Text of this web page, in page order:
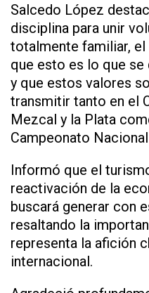
Salcedo López
disciplina para unir
totalmente familiar, el
que esto es lo que se
y que estos valores
transmitir tanto en el
Mezcal y la Plata
Campeonato
Informó que el
reactivación de la
buscará generar con
resaltando la
representa la afición
internacional.